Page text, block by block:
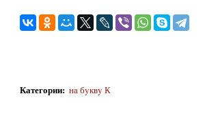
Категории: на бyквy К